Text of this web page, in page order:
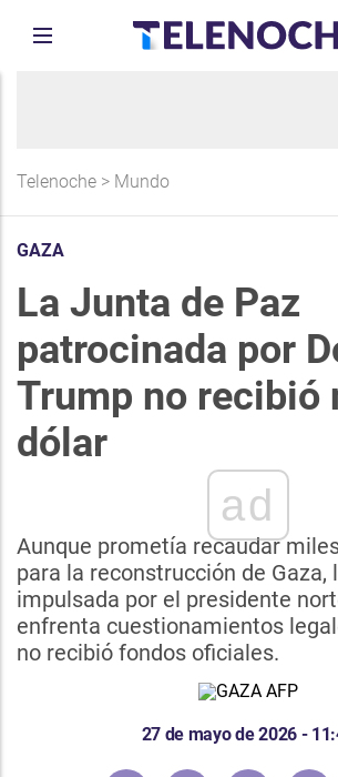
Telenoche > Mundo
GAZA
La Junta de Paz
patrocinada por
Trump no recibió
dólar
ad
Aunque prometía recaudar
para la reconstrucción de Gaza,
impulsada por el presidente
enfrenta cuestionamientos
no recibió fondos oficiales.
27 de mayo de 2026 -